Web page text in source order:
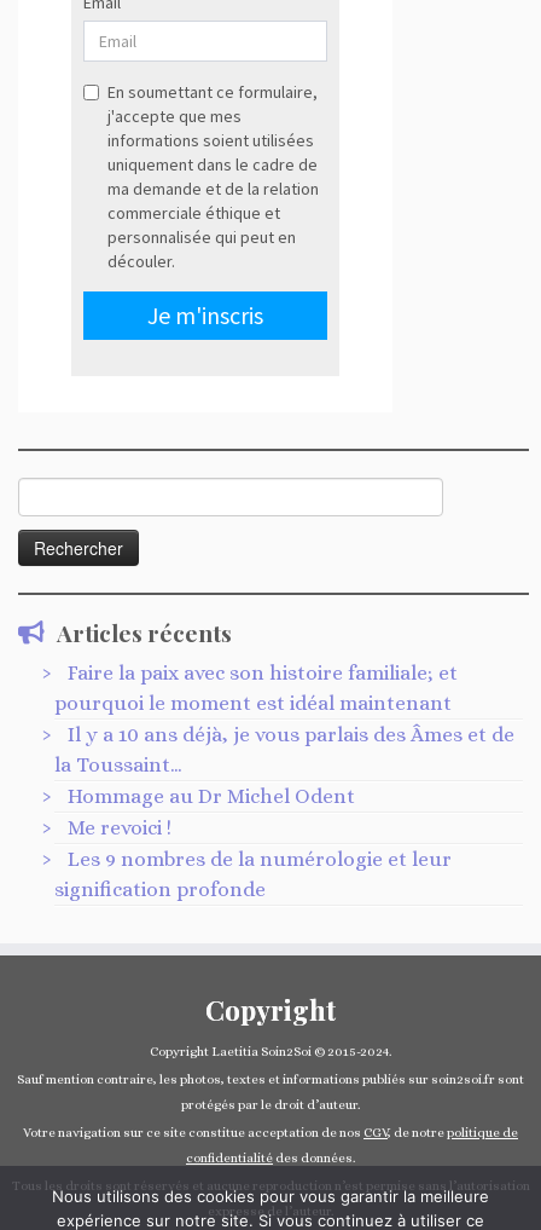
Articles récents
Faire la paix avec son histoire familiale; et
pourquoi le moment est idéal maintenant
Il y a 10 ans déjà, je vous parlais des Âmes et de
la Toussaint…
Hommage au Dr Michel Odent
Me revoici !
Les 9 nombres de la numérologie et leur
signification profonde
Copyright
Copyright Laetitia Soin2Soi © 2015-2024.
Sauf mention contraire, les photos, textes et informations publiés sur soin2soi.fr sont
protégés par le droit d’auteur.
Votre navigation sur ce site constitue acceptation de nos CGV, de notrepolitique de
confidentialité des données.
Tous les droits sont réservés et aucune reproduction n’est permise sans l’autorisation
expresse de l’auteur.
Nous utilisons des cookies pour vous garantir la meilleure
expérience sur notre site. Si vous continuez à utiliser ce